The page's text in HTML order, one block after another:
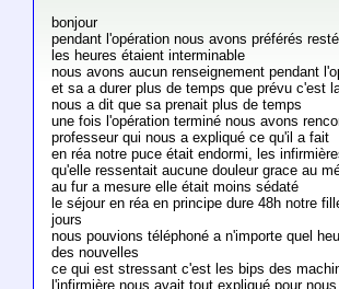
bonjour
pendant l'opération nous avons préférés
les heures étaient interminable
nous avons aucun renseignement pendant
et sa a durer plus de temps que prévu c'est
nous a dit que sa prenait plus de temps
une fois l'opération terminé nous avons
professeur qui nous a expliqué ce qu'il a fait
en réa notre puce était endormi, les
qu'elle ressentait aucune douleur grace au
au fur a mesure elle était moins sédaté
le séjour en réa en principe dure 48h notre
jours
nous pouvions téléphoné a n'importe quel
des nouvelles
ce qui est stressant c'est les bips des
l'infirmière nous avait tout expliqué pour